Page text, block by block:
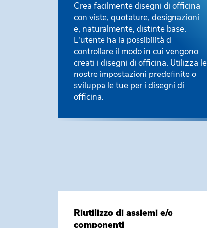
Crea facilmente disegni di officina
con viste, quotature, designazioni
e, naturalmente, distinte base.
L'utente ha la possibilità di
controllare il modo in cui vengono
creati i disegni di officina. Utilizza le
nostre impostazioni predefinite o
sviluppa le tue per i disegni di
officina.
Riutilizzo di assiemi e/o
componenti